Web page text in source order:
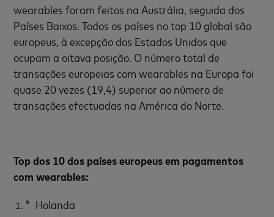
wearables foram feitos na Austrália, seguida dos
Países Baixos. Todos os países no top 10 global são
europeus, à excepção dos Estados Unidos que
ocupam a oitava posição. O número total de
transações europeias com wearables na Europa foi
quase 20 vezes (19,4) superior ao número de
transações efectuadas na América do Norte.
Top dos 10 dos países europeus em pagamentos
com wearables:
Holanda